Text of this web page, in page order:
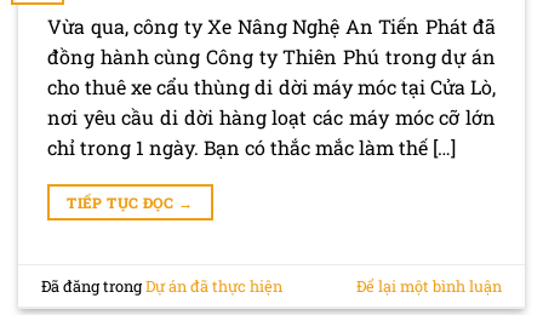
Vừa qua, công ty Xe Nâng Nghệ An Tiến Phát đã
đồng hành cùng Công ty Thiên Phú trong dự án
cho thuê xe cẩu thùng di dời máy móc tại Cửa Lò,
nơi yêu cầu di dời hàng loạt các máy móc cỡ lớn
chỉ trong 1 ngày. Bạn có thắc mắc làm thế […]
TIẾP TỤC ĐỌC →
Đã đăng trongDự án đã thực hiện Để lại một bình luận